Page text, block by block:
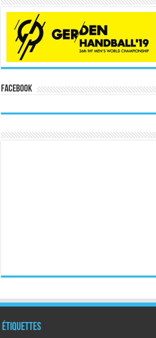
Facebook
Étiquettes